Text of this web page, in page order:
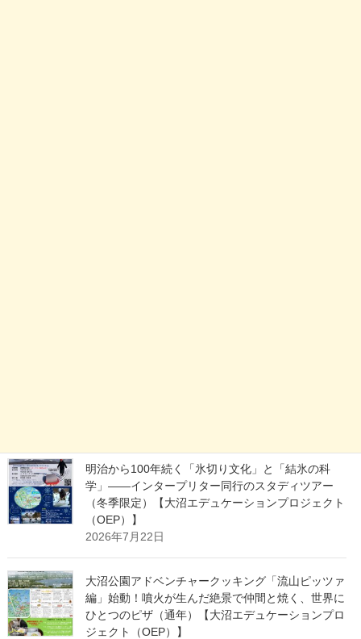
明治から100年続く「氷切り文化」と「結氷の科
学」——インタープリター同行のスタディツアー
（冬季限定）【大沼エデュケーションプロジェクト
（OEP）】
2026年7月22日
大沼公園アドベンチャークッキング「流山ピッツァ
編」始動！噴火が生んだ絶景で仲間と焼く、世界に
ひとつのピザ（通年）【大沼エデュケーションプロ
ジェクト（OEP）】